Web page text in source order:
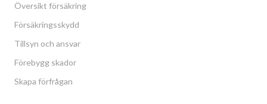
Översikt försäkring
Försäkringsskydd
Tillsyn och ansvar
Förebygg skador
Skapa förfrågan